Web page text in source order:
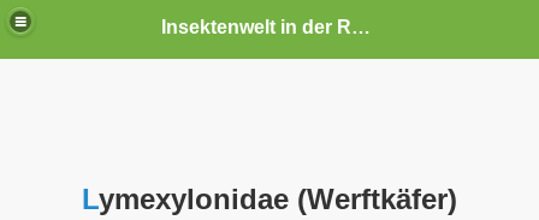
Insektenwelt in der Rhön und Umgebung
Lymexylonidae (Werftkäfer)